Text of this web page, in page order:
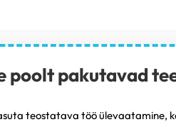
poolt pakutavad
teostatava töö ülevaatamine,